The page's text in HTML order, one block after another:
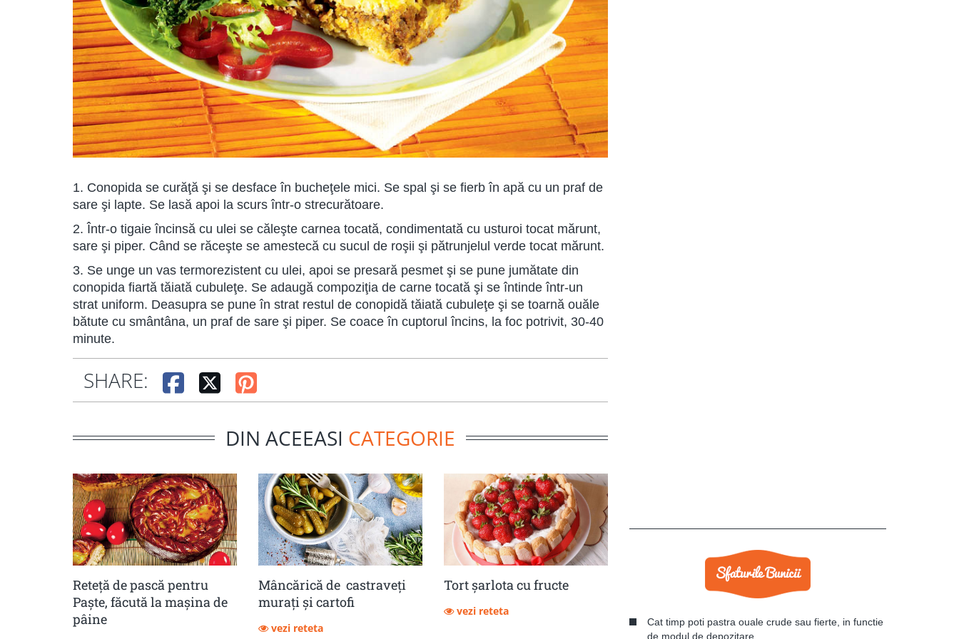
1. Conopida se curăţă şi se desface în bucheţele mici. Se spal şi se fierb în apă cu un praf de
sare şi lapte. Se lasă apoi la scurs într-o strecurătoare.
2. Într-o tigaie încinsă cu ulei se căleşte carnea tocată, condimentată cu usturoi tocat mărunt,
sare şi piper. Când se răceşte se amestecă cu sucul de roşii şi pătrunjelul verde tocat mărunt.
3. Se unge un vas termorezistent cu ulei, apoi se presară pesmet şi se pune jumătate din
conopida fiartă tăiată cubuleţe. Se adaugă compoziţia de carne tocată şi se întinde într-un
strat uniform. Deasupra se pune în strat restul de conopidă tăiată cubuleţe şi se toarnă ouăle
bătute cu smântâna, un praf de sare şi piper. Se coace în cuptorul încins, la foc potrivit, 30-40
minute.
SHARE:
DIN ACEEASI CATEGORIE
Reteță de pască pentru
Paște, făcută la mașina de
pâine
Mâncărică de castraveţi
muraţi şi cartofi
vezi reteta
Tort șarlota cu fructe
vezi reteta
Cat timp poti pastra ouale crude sau fierte, in functie
de modul de depozitare